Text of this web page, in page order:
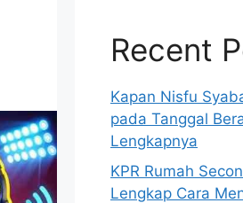
Recent
Kapan Nisfu
pada Tanggal
Lengkapnya
KPR Rumah
Lengkap Cara